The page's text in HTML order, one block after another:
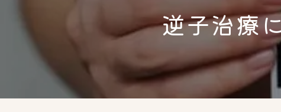
逆子治療